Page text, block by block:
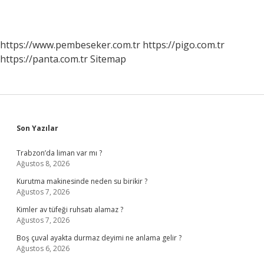
https://www.pembeseker.com.tr https://pigo.com.tr
https://panta.com.trSitemap
Sidebar
Son Yazılar
Trabzon’da liman var mı ?
Ağustos 8, 2026
Kurutma makinesinde neden su birikir ?
Ağustos 7, 2026
Kimler av tüfeği ruhsatı alamaz ?
Ağustos 7, 2026
Boş çuval ayakta durmaz deyimi ne anlama gelir ?
Ağustos 6, 2026